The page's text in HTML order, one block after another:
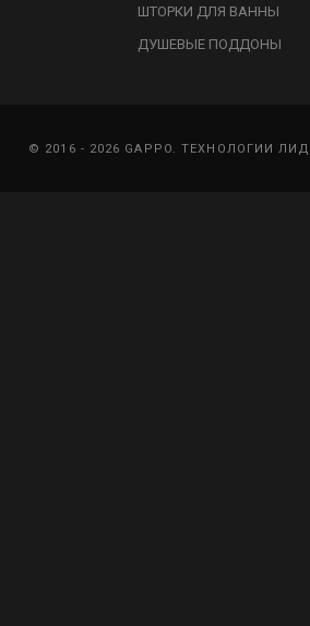
ШТОРКИ ДЛЯ ВАННЫ
ДУШЕВЫЕ ПОДДОНЫ
© 2016 - 2026 GAPPO. ТЕХНОЛОГИИ